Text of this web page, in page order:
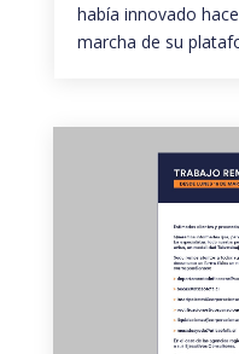
había innovado
marcha de su